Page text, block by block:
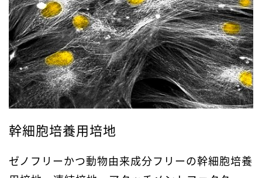
幹細胞培養用培地
ゼノフリーかつ動物由来成分フリーの幹細胞培養